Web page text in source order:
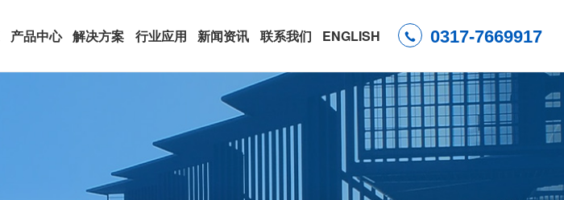
产品中心 解决方案 行业应用 新闻资讯 联系我们 ENGLISH 0317-7669917